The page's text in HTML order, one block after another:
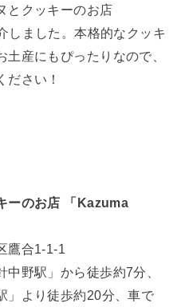
とクッキーのお店
しました。本格的なクッキ
産にもぴったりなので、
ださい！
ーのお店 「Kazuma
鷹合1-1-1
野駅」から徒歩約7分、
」より徒歩約20分、車で